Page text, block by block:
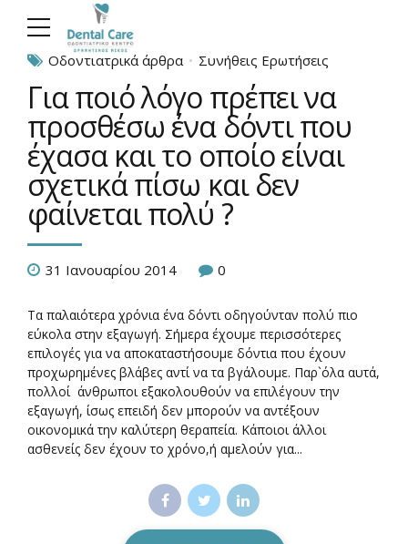
Οδοντιατρικά άρθρα Συνήθεις Ερωτήσεις
Για ποιό λόγο πρέπει να
προσθέσω ένα δόντι που
έχασα και το οποίο είναι
σχετικά πίσω και δεν
φαίνεται πολύ ?
31 Ιανουαρίου 2014 0
Τα παλαιότερα χρόνια ένα δόντι οδηγούνταν πολύ πιο
εύκολα στην εξαγωγή. Σήμερα έχουμε περισσότερες
επιλογές για να αποκαταστήσουμε δόντια που έχουν
προχωρημένες βλάβες αντί να τα βγάλουμε. Παρ`όλα αυτά,
πολλοί άνθρωποι εξακολουθούν να επιλέγουν την
εξαγωγή, ίσως επειδή δεν μπορούν να αντέξουν
οικονομικά την καλύτερη θεραπεία. Κάποιοι άλλοι
ασθενείς δεν έχουν το χρόνο,ή αμελούν για...